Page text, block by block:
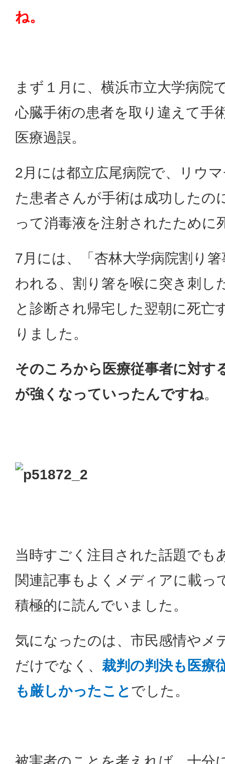
ね。
まず１月に、横浜市立大学病院
心臓手術の患者を取り違えて手
医療過誤。
2月には都立広尾病院で、リウ
た患者さんが手術は成功したの
って消毒液を注射されたために
7月には、「杏林大学病院割り
われる、割り箸を喉に突き刺し
と診断され帰宅した翌朝に死亡
りました。
そのころから医療従事者に対す
が強くなっていったんですね。
当時すごく注目された話題でも
関連記事もよくメディアに載っ
積極的に読んでいました。
気になったのは、市民感情やメ
だけでなく、 裁判の判決も医療
も厳しかったことでした。